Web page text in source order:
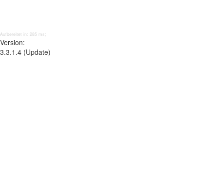
Aufbereitet in: 285 ms;
Version:
3.3.1.4 (Update)